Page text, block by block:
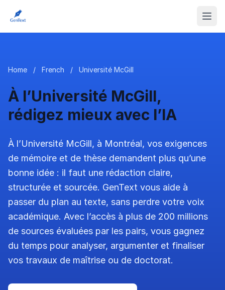
Home / French / Université McGill
À l’Université McGill,
rédigez mieux avec l’IA
À l’Université McGill, à Montréal, vos exigences
de mémoire et de thèse demandent plus qu’une
bonne idée : il faut une rédaction claire,
structurée et sourcée. GenText vous aide à
passer du plan au texte, sans perdre votre voix
académique. Avec l’accès à plus de 200 millions
de sources évaluées par les pairs, vous gagnez
du temps pour analyser, argumenter et finaliser
vos travaux de maîtrise ou de doctorat.